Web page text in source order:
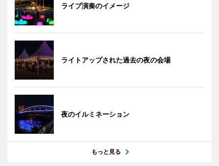
ライブ演奏のイメージ
ライトアップされた過去の夜の会場
夜のイルミネーション
もっと見る